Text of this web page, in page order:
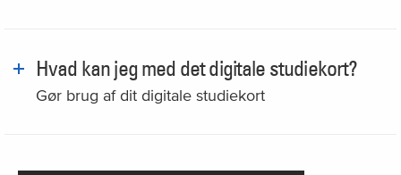
Hvad kan jeg med det digitale studiekort?
Gør brug af dit digitale studiekort